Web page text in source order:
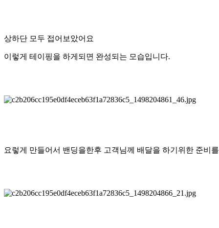
상하단 모두 접어보았어요
이렇게 테이핑을 하게되면 완성되는 모습입니다.
요렇게 만들어서 밴딩을한후 고객님께 배달을 하기위한 준비